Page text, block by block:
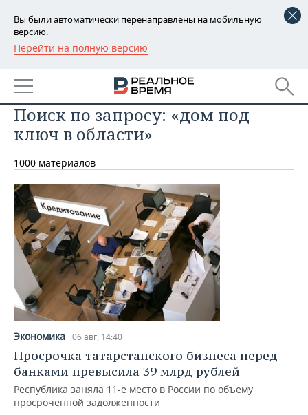
Вы были автоматически перенаправлены на мобильную
версию.
Перейти на полную версию
РЕГИОНЫ
БАШКОРТОСТАН
ТАТАРСТАН
УДМУРТИЯ
НОВОСТИ
АНАЛИТИКА
НОВОСТИ АНАЛИТИКИ
КОРОЛИ ГОСЗАКАЗА ПФО
ВУЗЫ ТАТАРСТАНА
КОМУ ПРИНАДЛЕЖАТ
ТОРГОВЫЕ ЦЕНТРЫ
ТАТАРСТАНА
ЭКОНОМИКА
ФИНАНСЫ
БАНКИ
БЮДЖЕТ
ИНВЕСТИЦИИ
НОВОСТИ
ПРОМЫШЛЕННОСТИ
АГРОПРОМ
МАШИНОСТРОЕНИЕ
НЕФТЕХИМИЯ
НЕФТЬ
ОПК
ЭНЕРГЕТИКА
НЕДВИЖИМОСТЬ
НОВОСТИ НЕДВИЖИМОСТИ
АВТО
НОВОСТИ АВТО
БИЗНЕС
НОВОСТИ БИЗНЕСА
РОЗНИЧНАЯ ТОРГОВЛЯ
ТРАНСПОРТ
УСЛУГИ
ТЕХНОЛОГИИ
НОВОСТИ ТЕХНОЛОГИЙ
IT
МЕДИА
МЕРОПРИЯТИЯ
НОВОСТИ МЕРОПРИЯТИЙ
ВЫЕЗДНАЯ РЕДАКЦИЯ
СПОРТ
НОВОСТИ СПОРТА
ОБЩЕСТВО
Поиск по запросу: «дом под
ключ в области»
1000 материалов
Экономика 06 авг, 14:40
Просрочка татарстанского бизнеса перед
банками превысила 39 млрд рублей
Республика заняла 11-е место в России по объему
просроченной задолженности